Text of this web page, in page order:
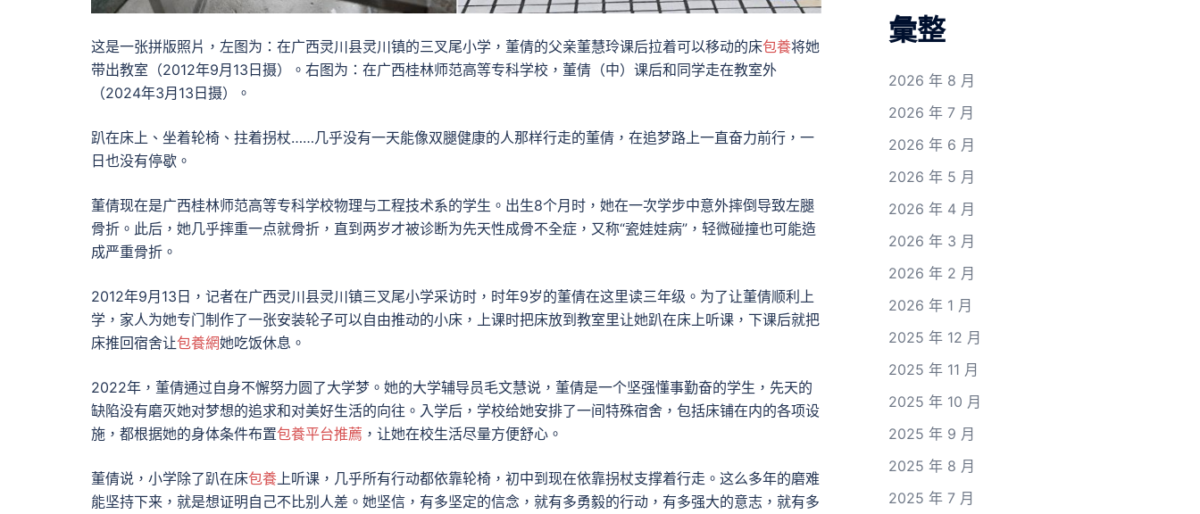
这是一张拼版照片，左图为：在广西灵川县灵川镇的三叉尾小学，董倩的父亲董慧玲课后拉着可以移动的床包養将她
带出教室（2012年9月13日摄）。右图为：在广西桂林师范高等专科学校，董倩（中）课后和同学走在教室外
（2024年3月13日摄）。
趴在床上、坐着轮椅、拄着拐杖……几乎没有一天能像双腿健康的人那样行走的董倩，在追梦路上一直奋力前行，一
日也没有停歇。
董倩现在是广西桂林师范高等专科学校物理与工程技术系的学生。出生8个月时，她在一次学步中意外摔倒导致左腿
骨折。此后，她几乎摔重一点就骨折，直到两岁才被诊断为先天性成骨不全症，又称“瓷娃娃病”，轻微碰撞也可能造
成严重骨折。
2012年9月13日，记者在广西灵川县灵川镇三叉尾小学采访时，时年9岁的董倩在这里读三年级。为了让董倩顺利上
学，家人为她专门制作了一张安装轮子可以自由推动的小床，上课时把床放到教室里让她趴在床上听课，下课后就把
床推回宿舍让包養網她吃饭休息。
2022年，董倩通过自身不懈努力圆了大学梦。她的大学辅导员毛文慧说，董倩是一个坚强懂事勤奋的学生，先天的
缺陷没有磨灭她对梦想的追求和对美好生活的向往。入学后，学校给她安排了一间特殊宿舍，包括床铺在内的各项设
施，都根据她的身体条件布置包養平台推薦 ，让她在校生活尽量方便舒心。
董倩说，小学除了趴在床包養 上听课，几乎所有行动都依靠轮椅，初中到现在依靠拐杖支撑着行走。这么多年的磨难
能坚持下来，就是想证明自己不比别人差。她坚信，有多坚定的信念，就有多勇毅的行动，有多强大的意志，就有多
彙整
2026 年 8 月
2026 年 7 月
2026 年 6 月
2026 年 5 月
2026 年 4 月
2026 年 3 月
2026 年 2 月
2026 年 1 月
2025 年 12 月
2025 年 11 月
2025 年 10 月
2025 年 9 月
2025 年 8 月
2025 年 7 月